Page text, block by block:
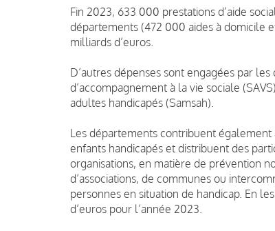
Fin 2023, 633 000 prestations d’aide
départements (472 000 aides à domicile
milliards d’euros.
D’autres dépenses sont engagées par
d’accompagnement à la vie sociale
adultes handicapés (Samsah).
Les départements contribuent
enfants handicapés et distribuent des
organisations, en matière de prévention
d’associations, de communes ou
personnes en situation de handicap. En
d’euros pour l’année 2023.